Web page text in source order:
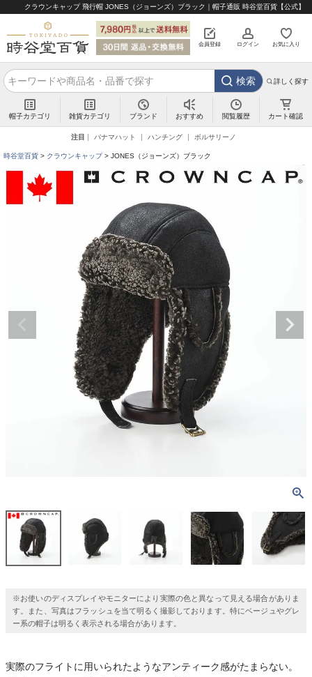
クラウンキャップ 飛行帽 JONES（ジョーンズ）ブラック｜帽子通販 時谷堂百貨【公式】
会員登録 ログイン お気に入り
検索 詳しく探す
帽子カテゴリ 雑貨カテゴリ ブランド おすすめ 閲覧履歴 カート確認
注目 パナマハット ハンチング ボルサリーノ
時谷堂百貨 クラウンキャップ JONES（ジョーンズ）ブラック
※お使いのディスプレイやモニターにより実際の色と異なって見える場合がありま
す。また、写真はフラッシュを当て明るく撮影しております。特にベージュやグレ
ー系の帽子は明るく表示される場合があります。
実際のフライトに用いられたようなアンティーク感がたまらない。